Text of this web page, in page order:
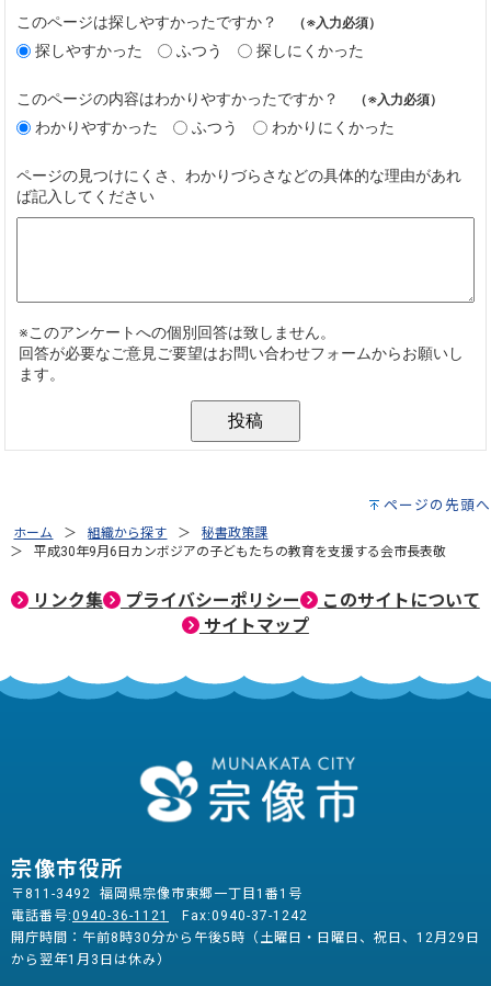
ページの先頭へ
ホーム 組織から探す
秘書政策課
平成30年9月6日カンボジアの子どもたちの教育を支援する会市長表敬
リンク集 プライバシーポリシー
このサイトについて
サイトマップ
宗像市役所
〒811-3492 福岡県宗像市東郷一丁目1番1号
電話番号:0940-36-1121
Fax:0940-37-1242
開庁時間：午前8時30分から午後5時（土曜日・日曜日、祝日、12月29日
から翌年1月3日は休み）